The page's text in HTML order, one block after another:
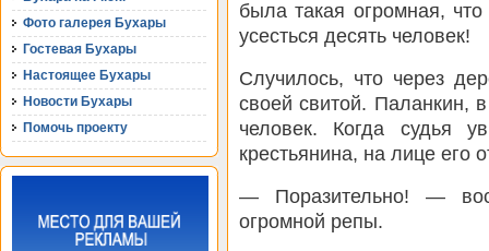
Фото галерея Бухары
Гостевая Бухары
Настоящее Бухары
Новости Бухары
Помочь проекту
была такая огромная,
усесться десять человек!
Случилось, что через
своей свитой. Паланкин,
человек. Когда судья
крестьянина, на лице его
— Поразительно! —
огромной репы.